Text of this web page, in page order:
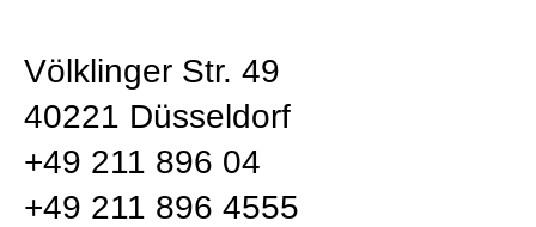
Völklinger Str. 49
40221 Düsseldorf
+49 211 896 04
+49 211 896 4555